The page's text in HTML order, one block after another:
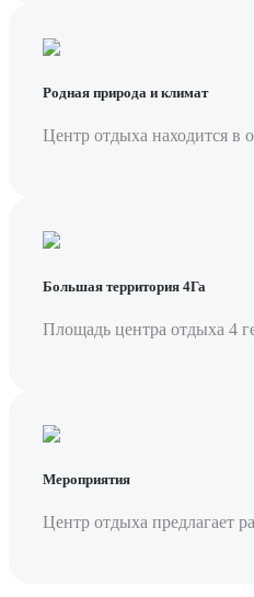
Родная природа и климат
Центр отдыха находится в
Большая территория 4Га
Площадь центра отдыха 4
Мероприятия
Центр отдыха предлагает